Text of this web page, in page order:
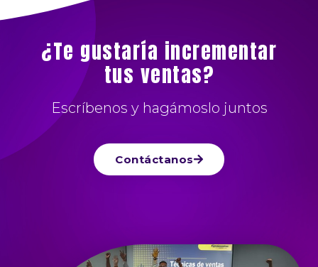
¿Te gustaría incrementar
tus ventas?
Escríbenos y hagámoslo juntos
Contáctanos